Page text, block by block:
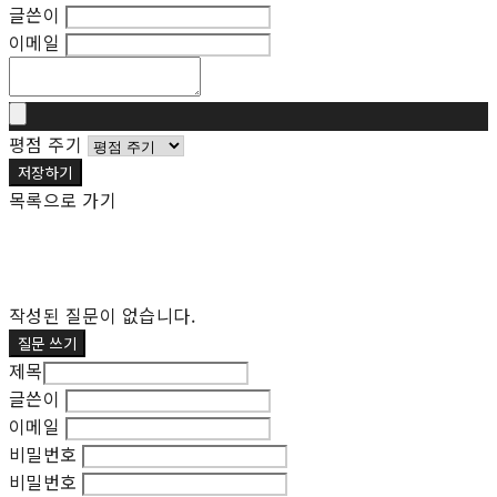
글쓴이
이메일
평점 주기
저장하기
목록으로 가기
작성된 질문이 없습니다.
질문 쓰기
제목
글쓴이
이메일
비밀번호
비밀번호